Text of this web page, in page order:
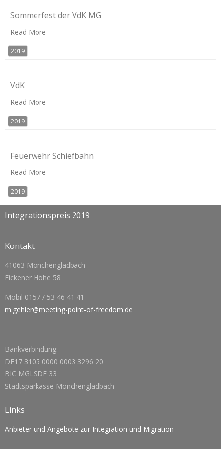
Sommerfest der VdK MG
Read More
2019
VdK
Read More
2019
Feuerwehr Schiefbahn
Read More
2019
Integrationspreis 2019
Kontakt
41063 Mönchengladbach
Eickener Höhe 58
Mobil 0157 / 53 46 41 41
m.gehler@meeting-point-of-freedom.de
Bankverbindung:
DE17 3105 0000 0003 3296 20
BIC MGLSDE 33
Stadtsparkasse Mönchengladbach
Links
Anbieter und Angebote zur Integration und Migration